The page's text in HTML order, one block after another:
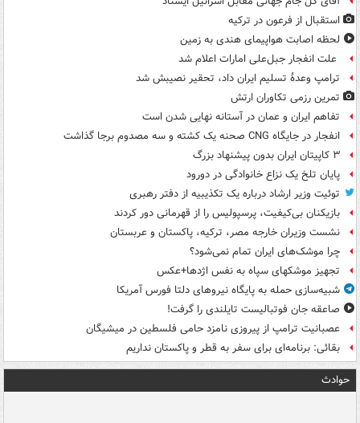
استقبال از فرعون در ترکیه
لحظه اصابت هواپیمای هندی به زمین
علت انفجار جبل‌علی امارات اعلام شد
ترامپ وعدۀ تسلیم ایران داد، تحقیر نصیبش شد
تمرین رزمی تکاوران ارتش
تفاهم ایران و عمان در آستانه نهایی شدن است
انفجار در جایگاه CNG صحنه یک کشته و سه مصدوم برجا گذاشت
۳ کاپیتان ایران بدون پیشنهاد بزرگ
پایان تلخ یک نزاع خانوادگی در دورود
توئیت وزیر ارشاد درباره یک تکذیبیه از دفتر رهبری
بازیکنان بی‌کیفیت، پرسپولیس را از قهرمانی دور کردند
نشست وزیران خارجه مصر، ترکیه، پاکستان و عربستان
چرا موشک‌های ایران تمام نمی‌شود؟
تجهیز موشکهای سپاه به نفس اژدها+عکس
شبیه‌سازی حمله به پایگاه نیروهای دلتا فورس آمریکا
صاعقه جان فوتبالیست تایلندی را گرفت!
عصبانیت ترامپ از پیروزی نامزد حامی فلسطین در میشیگان
بقائی: برنامه‌ای برای سفر به قطر و پاکستان نداریم
حوادث